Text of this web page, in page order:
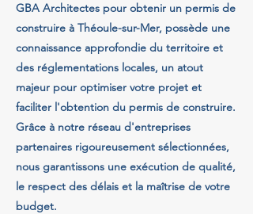
GBA Architectes pour obtenir un permis de
construire à Théoule-sur-Mer, possède une
connaissance approfondie du territoire et
des réglementations locales, un atout
majeur pour optimiser votre projet et
faciliter l'obtention du permis de construire.
Grâce à notre réseau d'entreprises
partenaires rigoureusement sélectionnées,
nous garantissons une exécution de qualité,
le respect des délais et la maîtrise de votre
budget.